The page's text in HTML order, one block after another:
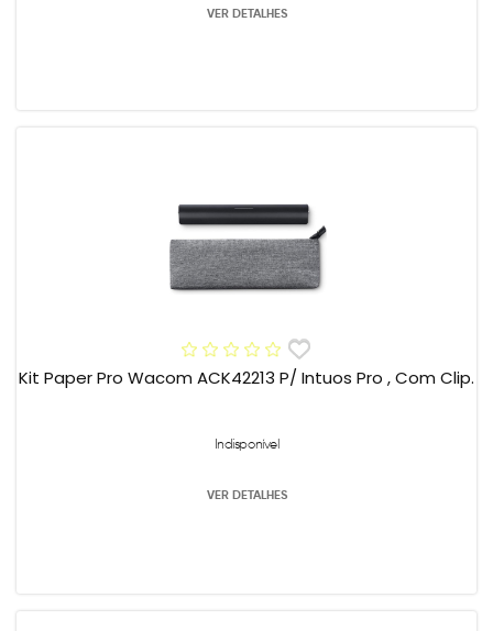
VER DETALHES
Kit Paper Pro Wacom ACK42213 P/ Intuos Pro , Com Clip.
Indisponível
VER DETALHES